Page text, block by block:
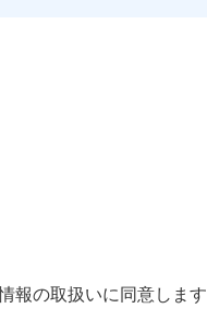
報の取扱いに同意します